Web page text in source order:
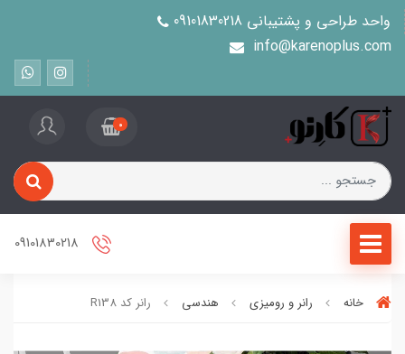
واحد طراحی و پشتیبانی 09101830218
info@karenoplus.com
0
خانه رانر و رومیزی هندسی رانر کد R138